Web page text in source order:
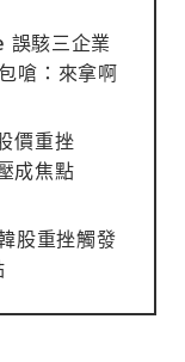
誤駭三企業
嗆：來拿啊
價重挫
成焦點
股重挫觸發